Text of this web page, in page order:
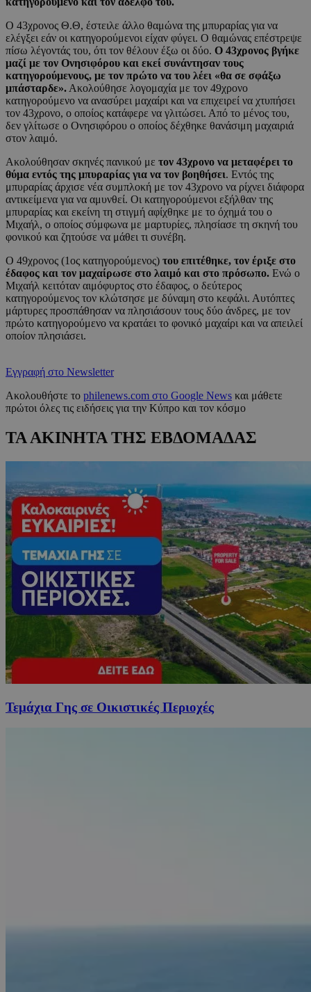
Ο 43χρονος Θ.Θ, έστειλε άλλο θαμώνα της μπυραρίας για να
ελέγξει εάν οι κατηγορούμενοι είχαν φύγει. Ο θαμώνας επέστρεψε
πίσω λέγοντάς του, ότι τον θέλουν έξω οι δύο. Ο 43χρονος βγήκε
μαζί με τον Ονησιφόρου και εκεί συνάντησαν τους
κατηγορούμενους, με τον πρώτο να του λέει «θα σε σφάξω
μπάσταρδε». Ακολούθησε λογομαχία με τον 49χρονο
κατηγορούμενο να ανασύρει μαχαίρι και να επιχειρεί να χτυπήσει
τον 43χρονο, ο οποίος κατάφερε να γλιτώσει. Από το μένος του,
δεν γλίτωσε ο Ονησιφόρου ο οποίος δέχθηκε θανάσιμη μαχαιριά
στον λαιμό.
Ακολούθησαν σκηνές πανικού με τον 43χρονο να μεταφέρει το
θύμα εντός της μπυραρίας για να τον βοηθήσει. Εντός της
μπυραρίας άρχισε νέα συμπλοκή με τον 43χρονο να ρίχνει διάφορα
αντικείμενα για να αμυνθεί. Οι κατηγορούμενοι εξήλθαν της
μπυραρίας και εκείνη τη στιγμή αφίχθηκε με το όχημά του ο
Μιχαήλ, ο οποίος σύμφωνα με μαρτυρίες, πλησίασε τη σκηνή του
φονικού και ζητούσε να μάθει τι συνέβη.
Ο 49χρονος (1ος κατηγορούμενος) του επιτέθηκε, τον έριξε στο
έδαφος και τον μαχαίρωσε στο λαιμό και στο πρόσωπο. Ενώ ο
Μιχαήλ κειτόταν αιμόφυρτος στο έδαφος, ο δεύτερος
κατηγορούμενος τον κλώτσησε με δύναμη στο κεφάλι. Αυτόπτες
μάρτυρες προσπάθησαν να πλησιάσουν τους δύο άνδρες, με τον
πρώτο κατηγορούμενο να κρατάει το φονικό μαχαίρι και να απειλεί
οποίον πλησιάσει.
Εγγραφή στο Newsletter
Ακολουθήστε το philenews.com στο Google News και μάθετε
πρώτοι όλες τις ειδήσεις για την Κύπρο και τον κόσμο
ΤΑ ΑΚΙΝΗΤΑ ΤΗΣ ΕΒΔΟΜΑΔΑΣ
Τεμάχια Γης σε Οικιστικές Περιοχές